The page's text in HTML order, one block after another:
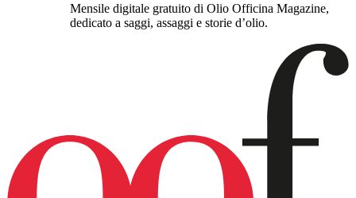
Mensile digitale gratuito di Olio Officina Magazine,
dedicato a saggi, assaggi e storie d’olio.